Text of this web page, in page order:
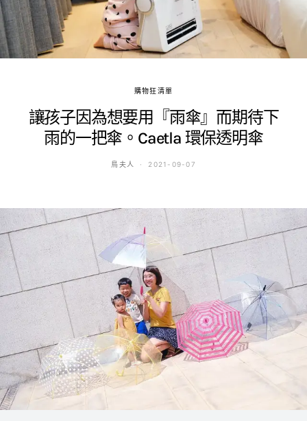
購物狂清單
讓孩子因為想要用『雨傘』而期待下
雨的一把傘。Caetla 環保透明傘
鳥夫人 2021-09-07